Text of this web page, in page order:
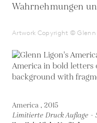
America , 2015
Limitierte Druck Auflage -
Wahrnehmungen
Artwork Copyright © Glenn